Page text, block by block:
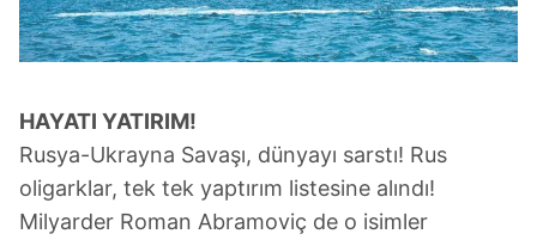
HAYATI YATIRIM!
Rusya-Ukrayna Savaşı, dünyayı sarstı! Rus
oligarklar, tek tek yaptırım listesine alındı!
Milyarder Roman Abramoviç de o isimler